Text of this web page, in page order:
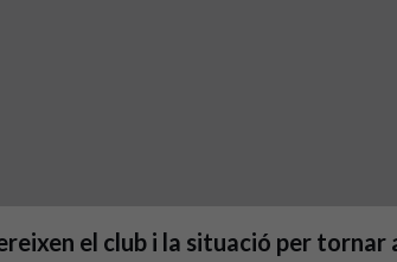
el club i la situació per tornar